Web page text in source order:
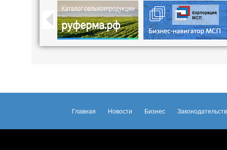
Главная Новости Бизнес